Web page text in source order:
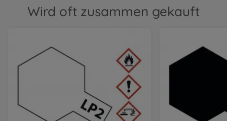
Wird oft zusammen gekauft